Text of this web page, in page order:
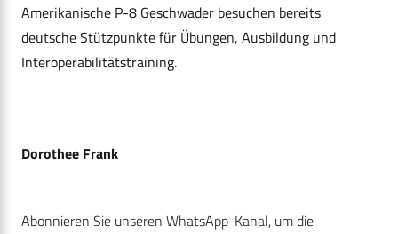
Amerikanische P-8 Geschwader besuchen bereits
deutsche Stützpunkte für Übungen, Ausbildung und
Interoperabilitätstraining.
Dorothee Frank
Abonnieren Sie unseren WhatsApp-Kanal, um die